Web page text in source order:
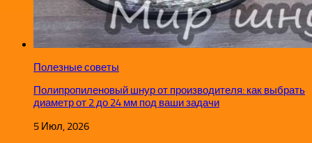
Полезные советы
Полипропиленовый шнур от производителя: как выбрать
диаметр от 2 до 24 мм под ваши задачи
5 Июл, 2026